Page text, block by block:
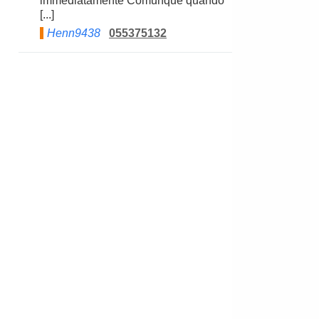
[...]
Henn9438
055375132